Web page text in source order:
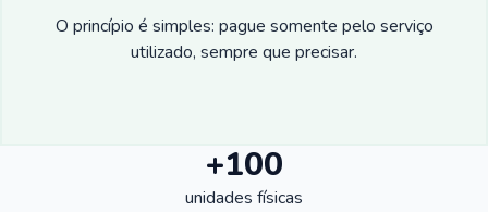
O princípio é simples: pague somente pelo serviço
utilizado, sempre que precisar.
+100
unidades físicas